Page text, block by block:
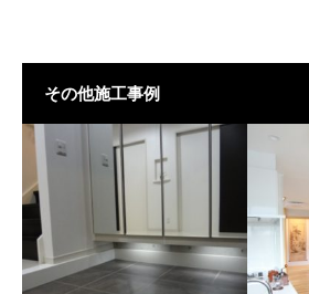
その他施工事例